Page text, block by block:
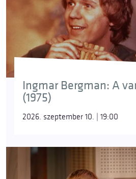
Ingmar Bergman: A
(1975)
2026. szeptember 10. | 19:00